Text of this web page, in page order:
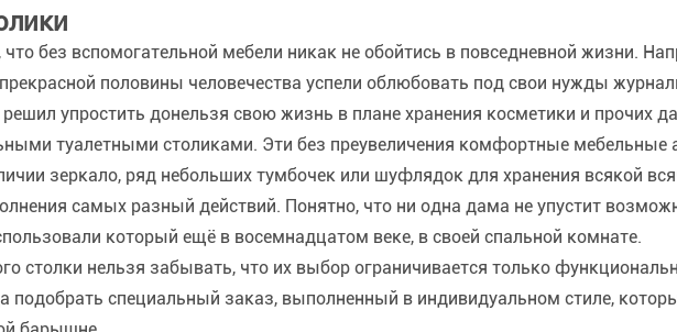
без вспомогательной мебели никак не обойтись в повседневной жизни.
половины человечества успели облюбовать под свои нужды
упростить донельзя свою жизнь в плане хранения косметики и прочих
туалетными столиками. Эти без преувеличения комфортные мебельные
зеркало, ряд небольших тумбочек или шуфлядок для хранения всякой
самых разный действий. Понятно, что ни одна дама не упустит
который ещё в восемнадцатом веке, в своей спальной комнате.
столки нельзя забывать, что их выбор ограничивается только
подобрать специальный заказ, выполненный в индивидуальном стиле,